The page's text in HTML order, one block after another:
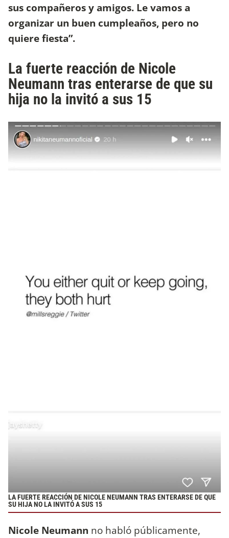
sus compañeros y amigos. Le vamos a
organizar un buen cumpleaños, pero no
quiere fiesta”.
La fuerte reacción de Nicole
Neumann tras enterarse de que su
hija no la invitó a sus 15
LA FUERTE REACCIÓN DE NICOLE NEUMANN TRAS ENTERARSE DE QUE
SU HIJA NO LA INVITÓ A SUS 15
Nicole Neumann no habló públicamente,